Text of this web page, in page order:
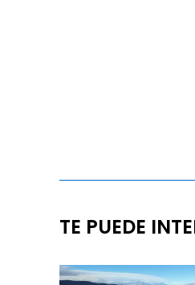
TE PUEDE